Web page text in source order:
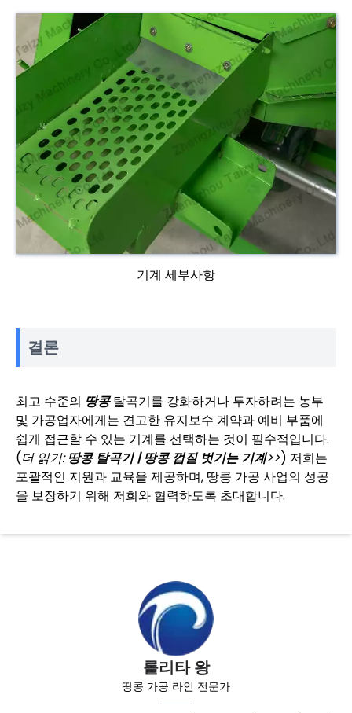
롤리타 왕
땅콩 가공 라인 전문가
기계 세부사항
결론
최고 수준의 땅콩탈곡기를 강화하거나 투자하려는 농부
및 가공업자에게는 견고한 유지보수 계약과 예비 부품에
쉽게 접근할 수 있는 기계를 선택하는 것이 필수적입니다.
(더 읽기: 땅콩 탈곡기 | 땅콩 껍질 벗기는 기계>>) 저희는
포괄적인 지원과 교육을 제공하며, 땅콩 가공 사업의 성공
을 보장하기 위해 저희와 협력하도록 초대합니다.